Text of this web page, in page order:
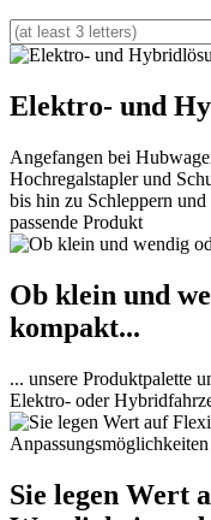
Elektro- und
Angefangen bei
Hochregalstapler und
bis hin zu Schleppern
passende Produkt
Ob klein und
kompakt...
... unsere Produktpalette
Elektro- oder
Sie legen Wert